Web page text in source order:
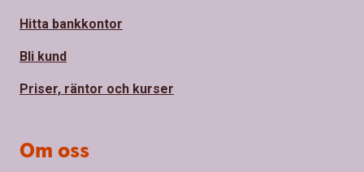
Hitta bankkontor
Bli kund
Priser, räntor och kurser
Om oss